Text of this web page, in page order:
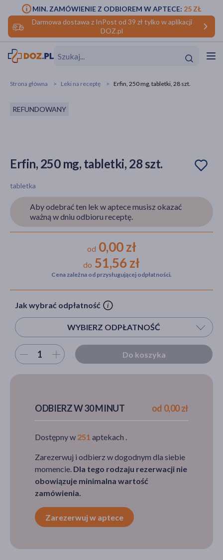
Darmowa dostawa z InPost od 39 zł tylko w aplikacji
DOZ.pl
MIN. ZAMÓWIENIE Z ODBIOREM W APTECE: 25 ZŁ
Strona główna Leki na receptę Erfin, 250 mg, tabletki, 28 szt.
REFUNDOWANY
Erfin, 250 mg, tabletki, 28 szt.
tabletka
Aby odebrać ten lek w aptece musisz okazać
ważną w dniu odbioru receptę.
od 0,00 zł
do 51,56 zł
Cena zależna od przysługującej odpłatności.
Jak wybrać odpłatność
WYBIERZ ODPŁATNOŚĆ
Wybierz ilość Do koszyka
ODBIERZ W 30 MINUT od 0,00 zł
Dostępny w 251 aptekach .
Zarezerwuj i odbierz w dogodnym dla siebie
momencie. Dla tego rodzaju rezerwacji nie
obowiązuje minimalna wartość
zamówienia.
Zarezerwuj w aptece